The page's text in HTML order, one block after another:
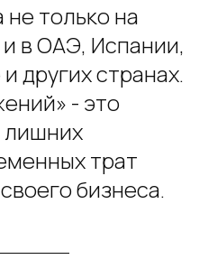
не только на
в ОАЭ, Испании,
других странах.
- это
лишних
трат
бизнеса.